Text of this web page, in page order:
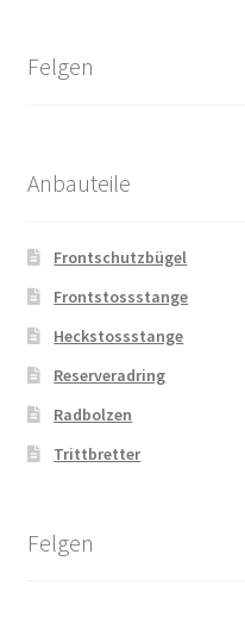
Felgen
Anbauteile
Frontschutzbügel
Frontstossstange
Heckstossstange
Reserveradring
Radbolzen
Trittbretter
Felgen